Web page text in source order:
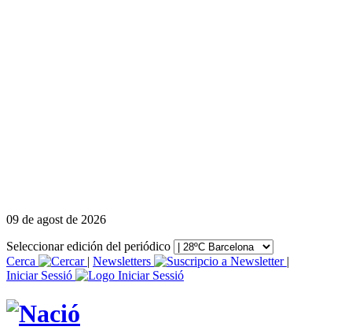
09 de agost de 2026
Seleccionar edición del periódico
Cerca
| Newsletters
|
Iniciar Sessió